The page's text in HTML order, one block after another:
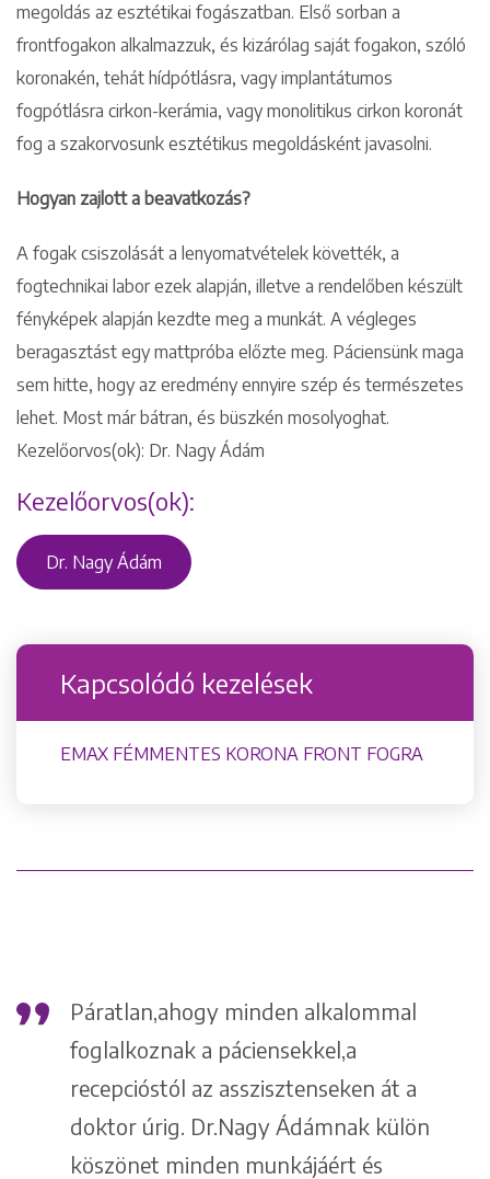
Keresés
megoldás az esztétikai fogászatban. Első sorban a
frontfogakon alkalmazzuk, és kizárólag saját fogakon, szóló
koronakén, tehát hídpótlásra, vagy implantátumos
fogpótlásra cirkon-kerámia, vagy monolitikus cirkon koronát
fog a szakorvosunk esztétikus megoldásként javasolni.
Hogyan zajlott a beavatkozás?
A fogak csiszolását a lenyomatvételek követték, a
fogtechnikai labor ezek alapján, illetve a rendelőben készült
fényképek alapján kezdte meg a munkát. A végleges
beragasztást egy mattpróba előzte meg. Páciensünk maga
sem hitte, hogy az eredmény ennyire szép és természetes
lehet. Most már bátran, és büszkén mosolyoghat.
Kezelőorvos(ok): Dr. Nagy Ádám
Kezelőorvos(ok):
Dr. Nagy Ádám
Kapcsolódó kezelések
EMAX FÉMMENTES KORONA FRONT FOGRA
Páratlan,ahogy minden alkalommal
foglalkoznak a páciensekkel,a
recepcióstól az asszisztenseken át a
doktor úrig. Dr.Nagy Ádámnak külön
köszönet minden munkájáért és